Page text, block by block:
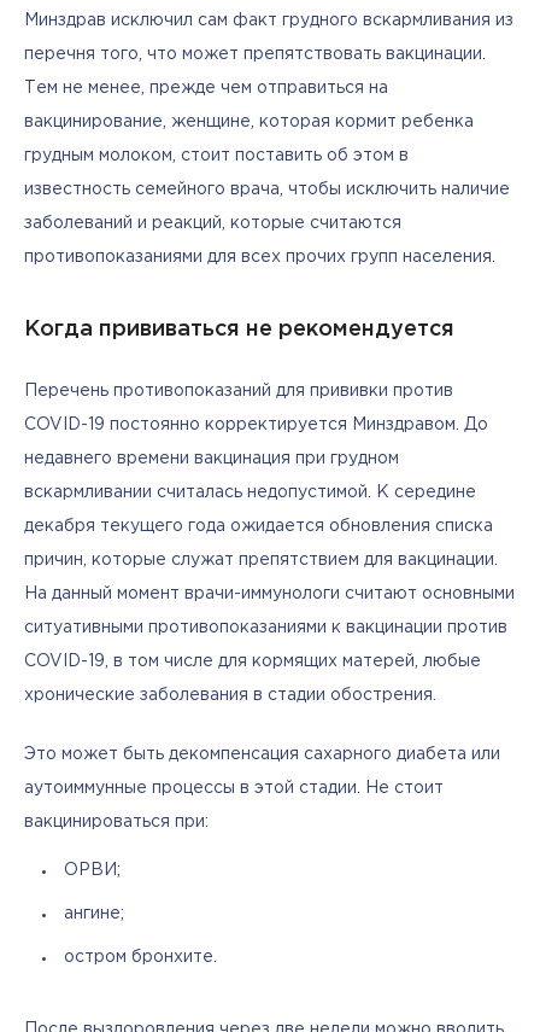
Минздрав исключил сам факт грудного вскармливания из
перечня того, что может препятствовать вакцинации.
Тем не менее, прежде чем отправиться на
вакцинирование, женщине, которая кормит ребенка
грудным молоком, стоит поставить об этом в
известность семейного врача, чтобы исключить наличие
заболеваний и реакций, которые считаются
противопоказаниями для всех прочих групп населения.
Когда прививаться не рекомендуется
Перечень противопоказаний для прививки против
COVID-19 постоянно корректируется Минздравом. До
недавнего времени вакцинация при грудном
вскармливании считалась недопустимой. К середине
декабря текущего года ожидается обновления списка
причин, которые служат препятствием для вакцинации.
На данный момент врачи-иммунологи считают основными
ситуативными противопоказаниями к вакцинации против
COVID-19, в том числе для кормящих матерей, любые
хронические заболевания в стадии обострения.
Это может быть декомпенсация сахарного диабета или
аутоиммунные процессы в этой стадии. Не стоит
вакцинироваться при:
ОРВИ;
ангине;
остром бронхите.